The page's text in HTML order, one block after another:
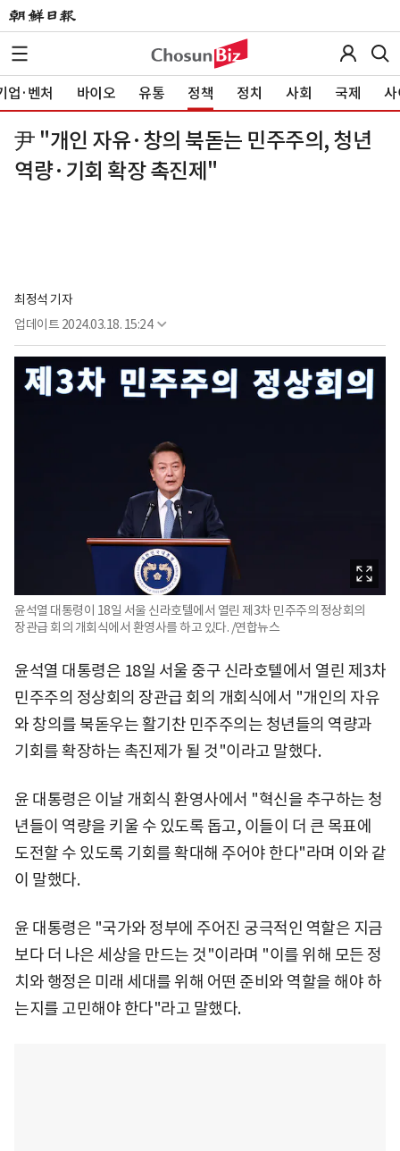
업·벤처 바이오 유통 정책 정치 사회 국제 사
尹 "개인 자유·창의 북돋는 민주주의, 청년
역량·기회 확장 촉진제"
최정석 기자
업데이트 2024.03.18. 15:24
윤석열 대통령이 18일 서울 신라호텔에서 열린 제3차 민주주의 정상회의
장관급 회의 개회식에서 환영사를 하고 있다. /연합뉴스
윤석열 대통령은 18일 서울 중구 신라호텔에서 열린 제3차
민주주의 정상회의 장관급 회의 개회식에서 "개인의 자유
와 창의를 북돋우는 활기찬 민주주의는 청년들의 역량과
기회를 확장하는 촉진제가 될 것"이라고 말했다.
윤 대통령은 이날 개회식 환영사에서 "혁신을 추구하는 청
년들이 역량을 키울 수 있도록 돕고, 이들이 더 큰 목표에
도전할 수 있도록 기회를 확대해 주어야 한다"라며 이와 같
이 말했다.
윤 대통령은 "국가와 정부에 주어진 궁극적인 역할은 지금
보다 더 나은 세상을 만드는 것"이라며 "이를 위해 모든 정
치와 행정은 미래 세대를 위해 어떤 준비와 역할을 해야 하
는지를 고민해야 한다"라고 말했다.